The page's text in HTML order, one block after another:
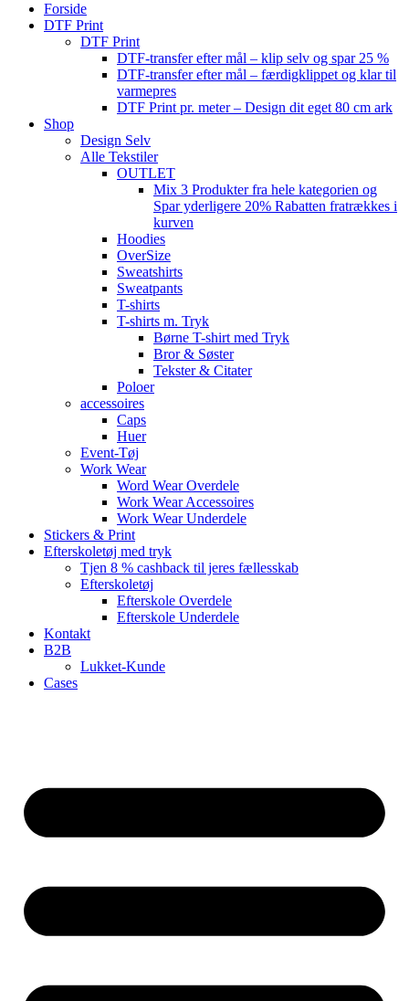
Forside
DTF Print
DTF Print
DTF-transfer efter mål – klip selv og spar 25 %
DTF-transfer efter mål – færdigklippet og klar til
varmepres
DTF Print pr. meter – Design dit eget 80 cm ark
Shop
Design Selv
Alle Tekstiler
OUTLET
Mix 3 Produkter fra hele kategorien og
Spar yderligere 20% Rabatten fratrækkes i
kurven
Hoodies
OverSize
Sweatshirts
Sweatpants
T-shirts
T-shirts m. Tryk
Børne T-shirt med Tryk
Bror & Søster
Tekster & Citater
Poloer
accessoires
Caps
Huer
Event-Tøj
Work Wear
Word Wear Overdele
Work Wear Accessoires
Work Wear Underdele
Stickers & Print
Efterskoletøj med tryk
Tjen 8 % cashback til jeres fællesskab
Efterskoletøj
Efterskole Overdele
Efterskole Underdele
Kontakt
B2B
Lukket-Kunde
Cases